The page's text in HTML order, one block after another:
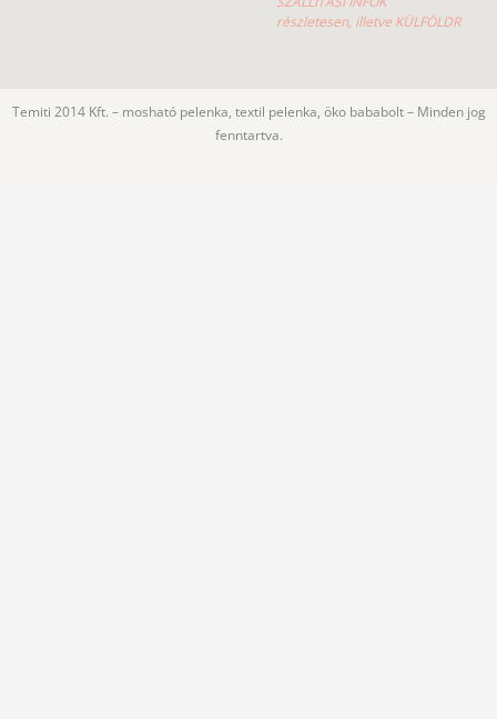
részletesen, illetve KÜLFÖLDR
Temiti 2014 Kft. – mosható pelenka, textil pelenka, öko bababolt – Minden jog
fenntartva.